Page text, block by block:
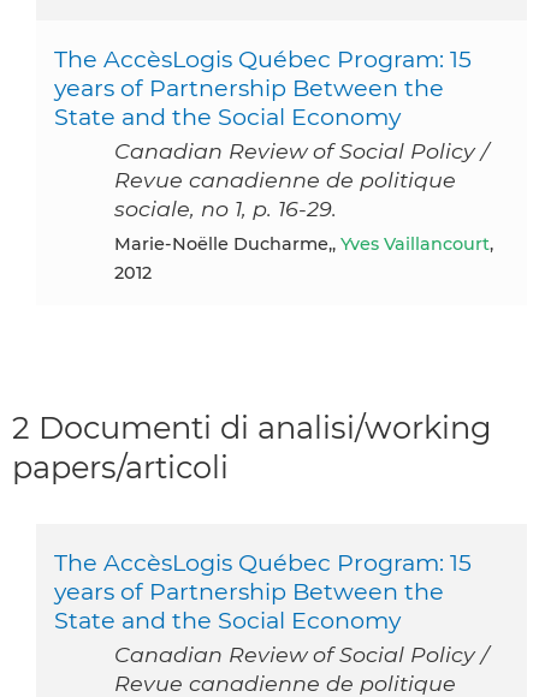
The AccèsLogis Québec Program: 15
years of Partnership Between the
State and the Social Economy
Canadian Review of Social Policy /
Revue canadienne de politique
sociale, no 1, p. 16-29.
Marie-Noëlle Ducharme,, Yves Vaillancourt,
2012
2 Documenti di analisi/working
papers/articoli
The AccèsLogis Québec Program: 15
years of Partnership Between the
State and the Social Economy
Canadian Review of Social Policy /
Revue canadienne de politique